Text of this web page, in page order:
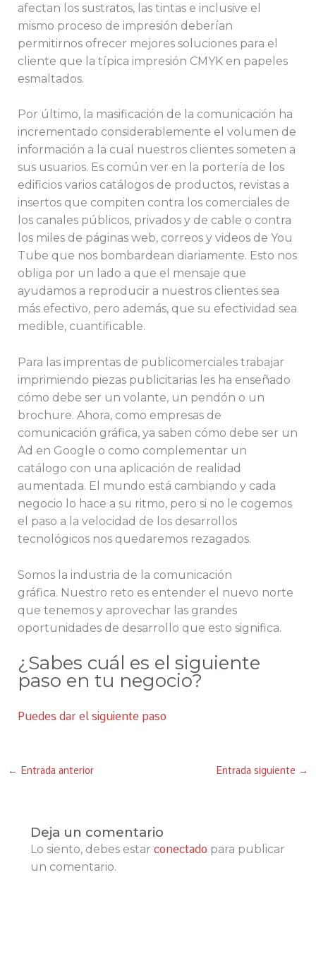
afectan los sustratos, las tintas e inclusive el
mismo proceso de impresión deberían
permitirnos ofrecer mejores soluciones para el
cliente que la típica impresión CMYK en papeles
esmaltados.
Por último, la masificación de la comunicación ha
incrementado considerablemente el volumen de
información a la cual nuestros clientes someten a
sus usuarios. Es común ver en la portería de los
edificios varios catálogos de productos, revistas a
insertos que compiten contra los comerciales de
los canales públicos, privados y de cable o contra
los miles de páginas web, correos y videos de You
Tube que nos bombardean diariamente. Esto nos
obliga por un lado a que el mensaje que
ayudamos a reproducir a nuestros clientes sea
más efectivo, pero además, que su efectividad sea
medible, cuantificable.
Para las imprentas de publicomerciales trabajar
imprimiendo piezas publicitarias les ha enseñado
cómo debe ser un volante, un pendón o un
brochure. Ahora, como empresas de
comunicación gráfica, ya saben cómo debe ser un
Ad en Google o como complementar un
catálogo con una aplicación de realidad
aumentada. El mundo está cambiando y cada
negocio lo hace a su ritmo, pero si no le cogemos
el paso a la velocidad de los desarrollos
tecnológicos nos quedaremos rezagados.
Somos la industria de la comunicación
gráfica. Nuestro reto es entender el nuevo norte
que tenemos y aprovechar las grandes
oportunidades de desarrollo que esto significa.
¿Sabes cuál es el siguiente
paso en tu negocio?
Puedes dar el siguiente paso
← Entrada anterior Entrada siguiente →
Deja un comentario
Lo siento, debes estar conectadopara publicar
un comentario.